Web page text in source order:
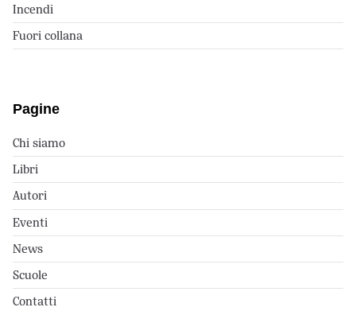
Incendi
Fuori collana
Pagine
Chi siamo
Libri
Autori
Eventi
News
Scuole
Contatti